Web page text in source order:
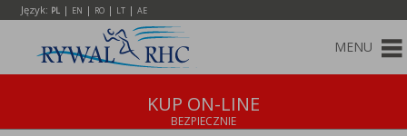
Język: PL | EN | RO | LT | AE
MENU
KUP ON-LINE